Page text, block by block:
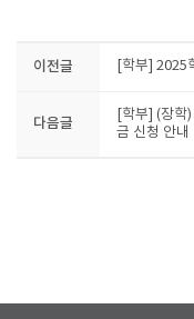
이전글 [학부] 2025
다음글
[학부] (장학
금 신청 안내